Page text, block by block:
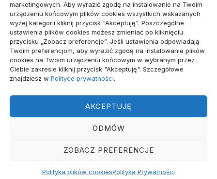
marketingowych. Aby wyrazić zgodę na instalowanie na Twoim
urządzeniu końcowym plików cookies wszystkich wskazanych
wyżej kategorii kliknij przycisk "Akceptuję". Poszczególne
ustawienia plików cookies możesz zmieniać po kliknięciu
przycisku „Zobacz preferencje”. Jeśli ustawienia odpowiadają
Twoim preferencjom, aby wyrazić zgodę na instalowanie plików
cookies na Twoim urządzeniu końcowym w wybranym przez
Ciebie zakresie kliknij przycisk "Akceptuję". Szczegółowe
znajdziesz w Polityce prywatności.
AKCEPTUJĘ
ODMÓW
ZOBACZ PREFERENCJE
Polityka plików cookiesPolityka Prywatności
wizytówka nap
Archiwa
POLITYKA PLIKÓW COOKIES (EU)|POLITYKA